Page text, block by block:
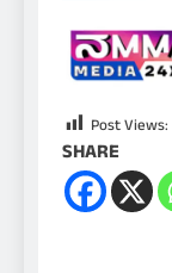
Post Views:
SHARE